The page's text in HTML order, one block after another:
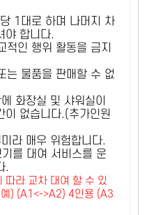
1대로 하며 나머지 차
야 합니다.
적인 행위 활동을 금지
는 물품을 판매할 수 없
화장실 및 샤워실이
이 없습니다.(추가인원
라 매우 위험합니다.
를 대여 서비스를 운
.
따라 교차 대여 할 수 있
) (A1<->A2) 4인용 (A3